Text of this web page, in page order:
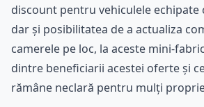
discount pentru vehiculele echipate
dar și posibilitatea de a actualiza
camerele pe loc, la aceste mini-
dintre beneficiarii acestei oferte și
rămâne neclară pentru mulți